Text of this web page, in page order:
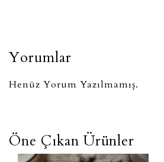
Yorumlar
Henüz Yorum Yazılmamış.
Öne Çıkan Ürünler